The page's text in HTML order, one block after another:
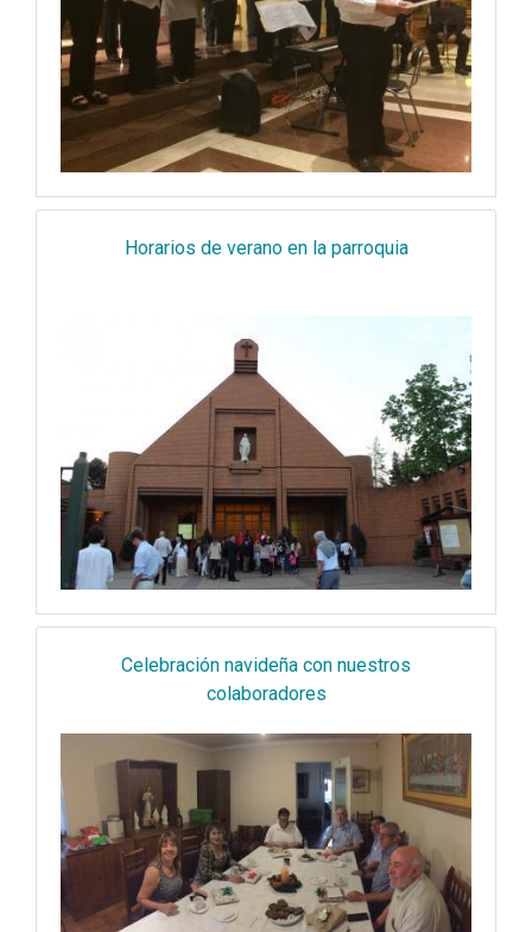
Horarios de verano en la parroquia
Celebración navideña con nuestros
colaboradores